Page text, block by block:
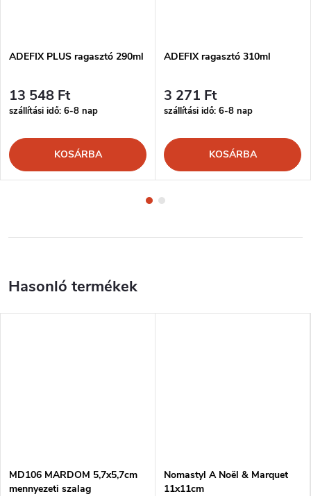
ADEFIX PLUS ragasztó 290ml
13 548 Ft
szállítási idő: 6-8 nap
KOSÁRBA
ADEFIX ragasztó 310ml
3 271 Ft
szállítási idő: 6-8 nap
KOSÁRBA
MD106 MARDOM 5,7x5,7cm
mennyezeti szalag
Nomastyl A Noël & Marquet
11x11cm